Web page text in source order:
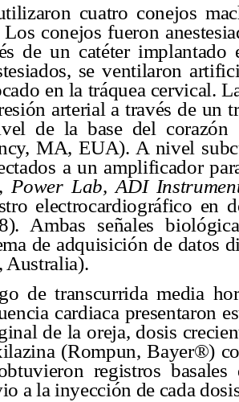
cuatro conejos
conejos fueron
de un catéter
se ventilaron
en la tráquea cervical.
arterial a través de un
de la base del
MA, EUA). A nivel
a un amplificador
Power Lab, ADI
electrocardiográfico en
Ambas señales
de adquisición de datos
Australia).
de transcurrida media
cardiaca presentaron
de la oreja, dosis
(Rompun, Bayer®)
registros
a la inyección de cada